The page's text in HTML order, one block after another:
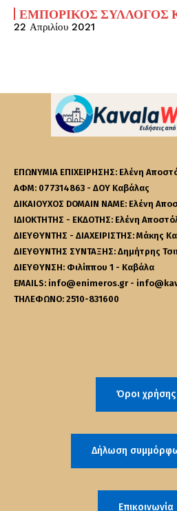
ΕΜΠΟΡΙΚΌΣ ΣΎΛΛΟΓΟΣ
22 Απριλίου 2021
ΕΠΩΝΥΜΙΑ ΕΠΙΧΕΙΡΗΣΗΣ: Ελένη
ΑΦΜ: 077314863 - ΔΟΥ Καβάλας
ΔΙΚΑΙΟΥΧΟΣ DOMAIN NAME: Ελένη
ΙΔΙΟΚΤΗΤΗΣ - ΕΚΔΟΤΗΣ: Ελένη
ΔΙΕΥΘΥΝΤΗΣ - ΔΙΑΧΕΙΡΙΣΤΗΣ: Μάκης
ΔΙΕΥΘΥΝΤΗΣ ΣΥΝΤΑΞΗΣ: Δημήτρης
ΔΙΕΥΘΥΝΣΗ: Φιλίππου 1 - Καβάλα
EMAILS: info@enimeros.gr -
ΤΗΛΕΦΩΝΟ: 2510-831600
Όροι χρήσης
Δήλωση
Επικοινωνία